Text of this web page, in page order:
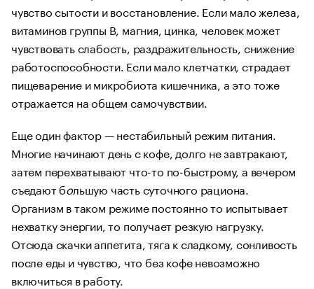
чувство сытости и восстановление. Если мало железа,
витаминов группы B, магния, цинка, человек может
чувствовать слабость, раздражительность, снижение
работоспособности. Если мало клетчатки, страдает
пищеварение и микробиота кишечника, а это тоже
отражается на общем самочувствии.
Еще один фактор — нестабильный режим питания.
Многие начинают день с кофе, долго не завтракают,
затем перехватывают что-то по-быстрому, а вечером
съедают большую часть суточного рациона.
Организм в таком режиме постоянно то испытывает
нехватку энергии, то получает резкую нагрузку.
Отсюда скачки аппетита, тяга к сладкому, сонливость
после еды и чувство, что без кофе невозможно
включиться в работу.